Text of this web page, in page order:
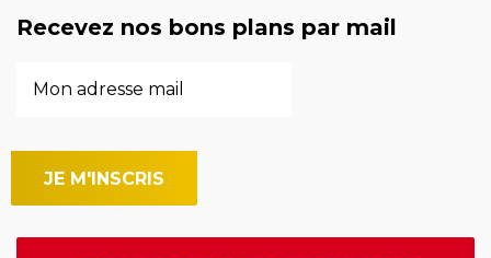
Recevez nos bons plans par mail